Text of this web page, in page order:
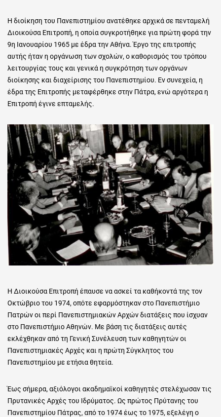
Η διοίκηση του Πανεπιστημίου ανατέθηκε αρχικά σε πενταμελή
Διοικούσα Επιτροπή, η οποία συγκροτήθηκε για πρώτη φορά την
9η Ιανουαρίου 1965 με έδρα την Αθήνα. Έργο της επιτροπής
αυτής ήταν η οργάνωση των σχολών, ο καθορισμός του τρόπου
λειτουργίας τους και γενικά η συγκρότηση των οργάνων
διοίκησης και διαχείρισης του Πανεπιστημίου. Εν συνεχεία, η
έδρα της Επιτροπής μεταφέρθηκε στην Πάτρα, ενώ αργότερα η
Επιτροπή έγινε επταμελής.
Η Διοικούσα Επιτροπή έπαυσε να ασκεί τα καθήκοντά της τον
Οκτώβριο του 1974, οπότε εφαρμόστηκαν στο Πανεπιστήμιο
Πατρών οι περί Πανεπιστημιακών Αρχών διατάξεις που ίσχυαν
στο Πανεπιστήμιο Αθηνών. Με βάση τις διατάξεις αυτές
εκλέχθηκαν από τη Γενική Συνέλευση των καθηγητών οι
Πανεπιστημιακές Αρχές και η πρώτη Σύγκλητος του
Πανεπιστημίου με ετήσια θητεία.
Έως σήμερα, αξιόλογοι ακαδημαϊκοί καθηγητές στελέχωσαν τις
Πρυτανικές Αρχές του Ιδρύματος. Ως πρώτος Πρύτανης του
Πανεπιστημίου Πάτρας, από το 1974 έως το 1975, εξελέγη ο